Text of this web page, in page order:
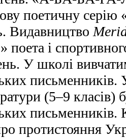
поетичну серію
Видавництво
поета і
У школі
письменників.
(5–9
письменників.
протистояння